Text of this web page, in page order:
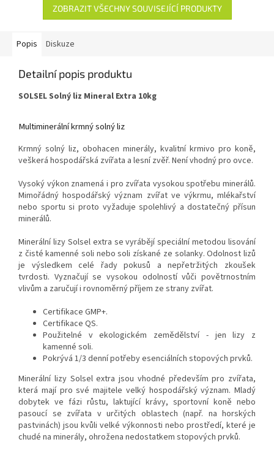
ZOBRAZIT VŠECHNY SOUVISEJÍCÍ PRODUKTY
Popis Diskuze
Detailní popis produktu
SOLSEL Solný liz Mineral Extra 10kg
Multiminerální krmný solný liz
Krmný solný liz, obohacen minerály, kvalitní krmivo pro koně,
veškerá hospodářská zvířata a lesní zvěř. Není vhodný pro ovce.
Vysoký výkon znamená i pro zvířata vysokou spotřebu minerálů.
Mimořádný hospodářský význam zvířat ve výkrmu, mlékařství
nebo sportu si proto vyžaduje spolehlivý a dostatečný přísun
minerálů.
Minerální lizy Solsel extra se vyrábějí speciální metodou lisování
z čisté kamenné soli nebo soli získané ze solanky. Odolnost lizů
je výsledkem celé řady pokusů a nepřetržitých zkoušek
tvrdosti. Vyznačují se vysokou odolností vůči povětrnostním
vlivům a zaručují i rovnoměrný příjem ze strany zvířat.
Certifikace GMP+.
Certifikace QS.
Použitelné v ekologickém zemědělství - jen lizy z
kamenné soli.
Pokrývá 1/3 denní potřeby esenciálních stopových prvků.
Minerální lizy Solsel extra jsou vhodné především pro zvířata,
která mají pro své majitele velký hospodářský význam. Mladý
dobytek ve fázi růstu, laktující krávy, sportovní koně nebo
pasoucí se zvířata v určitých oblastech (např. na horských
pastvinách) jsou kvůli velké výkonnosti nebo prostředí, které je
chudé na minerály, ohrožena nedostatkem stopových prvků.